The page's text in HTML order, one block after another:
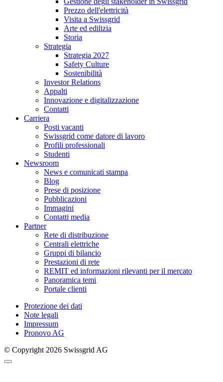
Prezzo dell'elettricità
Visita a Swissgrid
Arte ed edilizia
Storia
Strategia
Strategia 2027
Safety Culture
Sostenibilità
Investor Relations
Appalti
Innovazione e digitalizzazione
Contatti
Carriera
Posti vacanti
Swissgrid come datore di lavoro
Profili professionali
Studenti
Newsroom
News e comunicati stampa
Blog
Prese di posizione
Pubblicazioni
Immagini
Contatti media
Partner
Rete di distribuzione
Centrali elettriche
Gruppi di bilancio
Prestazioni di rete
REMIT ed informazioni rilevanti per il mercato
Panoramica temi
Portale clienti
Protezione dei dati
Note legali
Impressum
Pronovo AG
© Copyright 2026 Swissgrid AG